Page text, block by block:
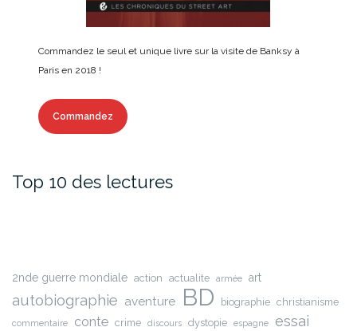
Commandez le seul et unique livre sur la visite de Banksy à
Paris en 2018 !
Commandez
Top 10 des lectures
2nde guerre mondiale action actualite armée art
autobiographie aventure BD biographie christianisme
commentaire conte crime discours dystopie espagne essai